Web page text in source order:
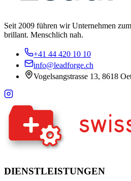
Seit 2009 führen wir Unternehmen
brillant. Menschlich nah.
+41 44 420 10 10
info@leadforge.ch
Vogelsangstrasse 13, 8618
DIENSTLEISTUNGEN